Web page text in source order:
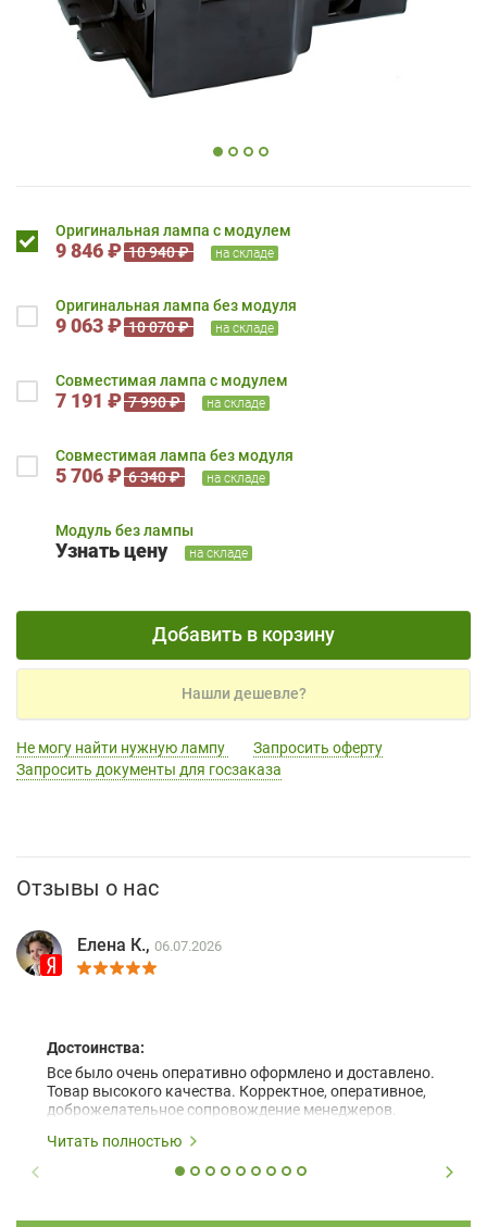
Оригинальная лампа с модулем
9 846 ₽ 10 940 ₽ на складе
Оригинальная лампа без модуля
9 063 ₽ 10 070 ₽ на складе
Совместимая лампа с модулем
7 191 ₽ 7 990 ₽ на складе
Совместимая лампа без модуля
5 706 ₽ 6 340 ₽ на складе
Модуль без лампы
Узнать цену на складе
Добавить в корзину
Нашли дешевле?
Не могу найти нужную лампу
Запросить оферту
Запросить документы для госзаказа
Отзывы о нас
Елена К., 06.07.2026
Достоинства:
Все было очень оперативно оформлено и доставлено.
Товар высокого качества. Корректное, оперативное,
доброжелательное сопровождение менеджеров.
Читать полностью